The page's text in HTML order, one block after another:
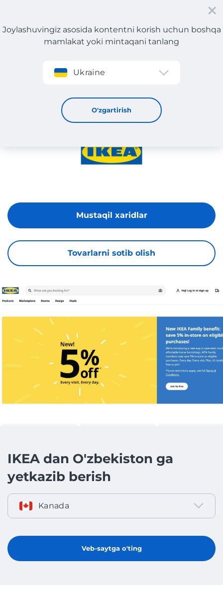
Roʻyxatdan oʻtish
Joylashuvingiz asosida kontentni korish uchun boshqa
mamlakat yoki mintaqani tanlang
Ukraine
O'zgartirish
Tovarlarni sotib olish
Mustaqil xaridlar
IKEA dan O'zbekiston ga
yetkazib berish
Kanada
Veb-saytga o'ting